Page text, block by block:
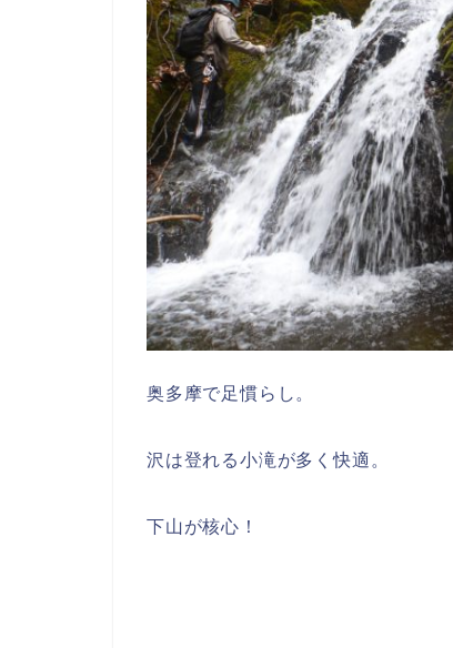
奥多摩で足慣らし。
沢は登れる小滝が多く快適。
下山が核心！